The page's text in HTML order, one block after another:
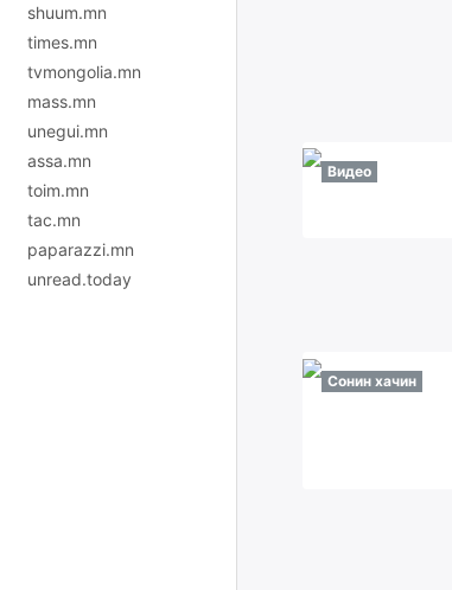
shuum.mn
times.mn
tvmongolia.mn
mass.mn
unegui.mn
assa.mn
toim.mn
tac.mn
paparazzi.mn
unread.today
Видео
Сонин хачин